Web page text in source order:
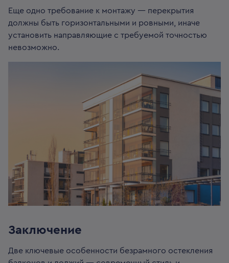
Еще одно требование к монтажу — перекрытия
должны быть горизонтальными и ровными, иначе
установить направляющие с требуемой точностью
невозможно.
Заключение
Две ключевые особенности безрамного остекления